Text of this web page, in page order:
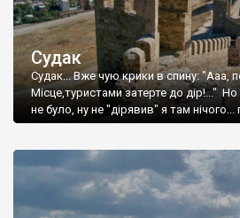
Судак
Судак... Вже чую крики в спину: "Ааа,
Місце,туристами затерте до дір!..."
не було, ну не "дірявив" я там нічого...